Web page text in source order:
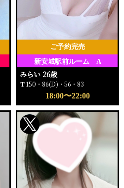
新安城駅前ルーム A
ご予約完売
みらい 26歳
Ｔ150・86(D)・56・83
18:00〜22:00